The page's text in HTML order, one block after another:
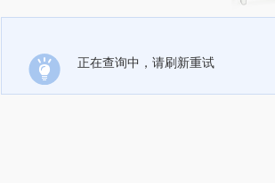
正在查询中，请刷新重试